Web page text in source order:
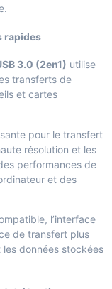
rapides
3.0 (2en1) utilise
transferts de
et cartes
pour le transfert
résolution et les
performances de
et des
l’interface
de transfert plus
données stockées